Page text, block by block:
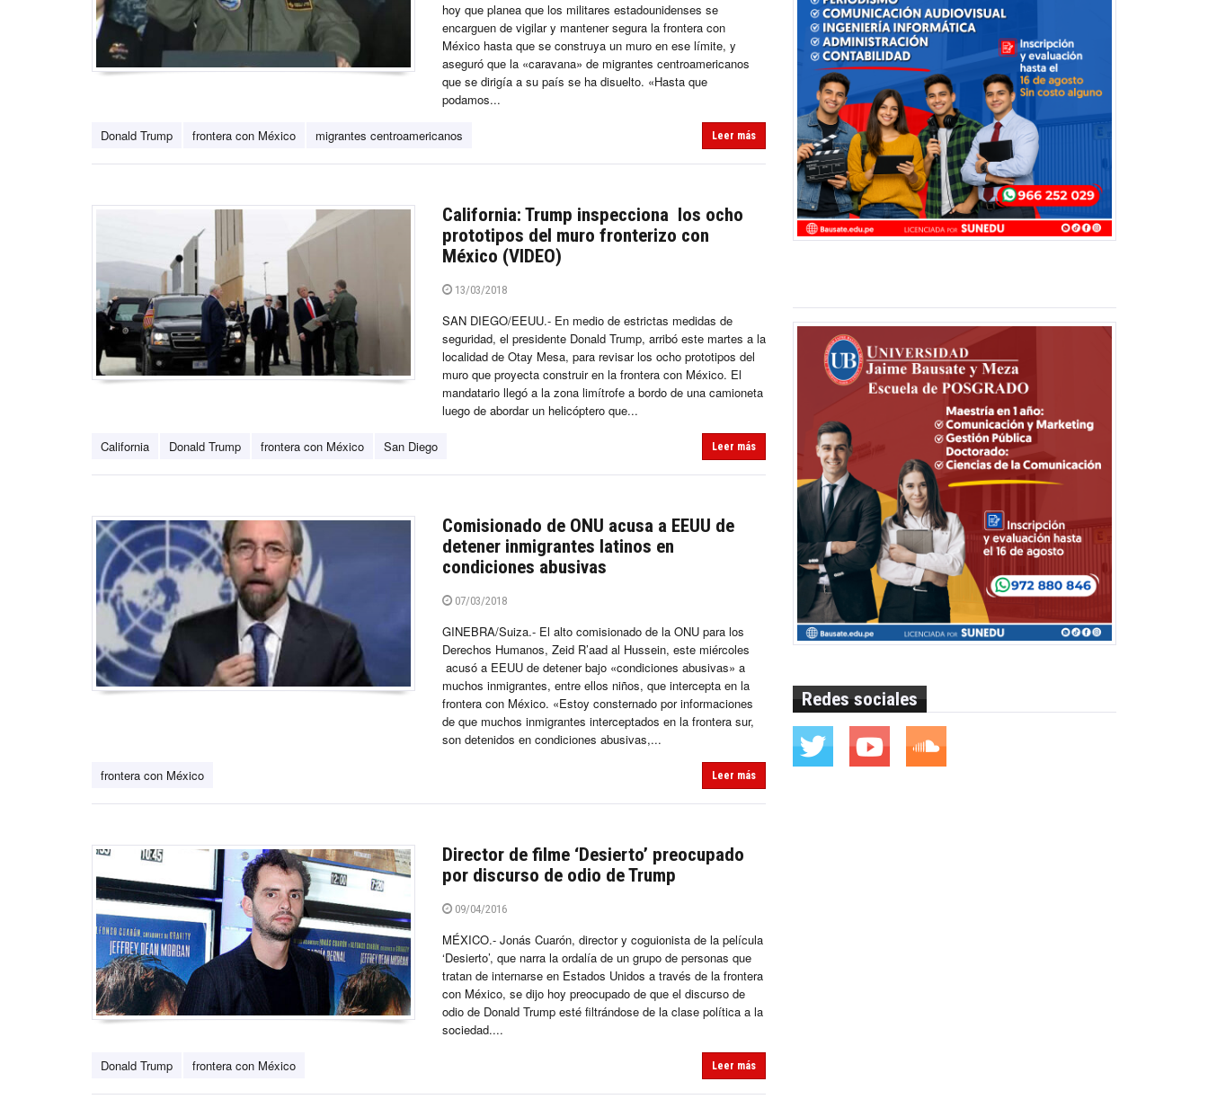
hoy que planea que los militares estadounidenses se
encarguen de vigilar y mantener segura la frontera con
México hasta que se construya un muro en ese límite, y
aseguró que la «caravana» de migrantes centroamericanos
que se dirigía a su país se ha disuelto. «Hasta que
podamos...
Donald Trump frontera con México migrantes centroamericanos Leer más
California: Trump inspecciona los ocho
prototipos del muro fronterizo con
México (VIDEO)
13/03/2018
SAN DIEGO/EEUU.- En medio de estrictas medidas de
seguridad, el presidente Donald Trump, arribó este martes a la
localidad de Otay Mesa, para revisar los ocho prototipos del
muro que proyecta construir en la frontera con México. El
mandatario llegó a la zona limítrofe a bordo de una camioneta
luego de abordar un helicóptero que...
California Donald Trump frontera con México San Diego Leer más
Comisionado de ONU acusa a EEUU de
detener inmigrantes latinos en
condiciones abusivas
07/03/2018
GINEBRA/Suiza.- El alto comisionado de la ONU para los
Derechos Humanos, Zeid R’aad al Hussein, este miércoles
acusó a EEUU de detener bajo «condiciones abusivas» a
muchos inmigrantes, entre ellos niños, que intercepta en la
frontera con México. «Estoy consternado por informaciones
de que muchos inmigrantes interceptados en la frontera sur,
son detenidos en condiciones abusivas,...
frontera con México Leer más
Director de filme ‘Desierto’ preocupado
por discurso de odio de Trump
09/04/2016
MÉXICO.- Jonás Cuarón, director y coguionista de la película
‘Desierto’, que narra la ordalía de un grupo de personas que
tratan de internarse en Estados Unidos a través de la frontera
con México, se dijo hoy preocupado de que el discurso de
odio de Donald Trump esté filtrándose de la clase política a la
sociedad....
Donald Trump frontera con México Leer más
Redes sociales